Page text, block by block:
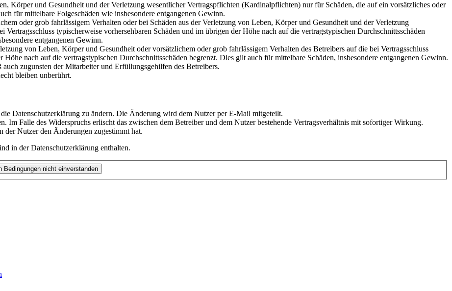
Körper und Gesundheit und der Verletzung wesentlicher Vertragspflichten (Kardinalpflichten) nur für Schäden, die auf ein vorsätzliches oder
für mittelbare Folgeschäden wie insbesondere entgangenen Gewinn.
oder grob fahrlässigem Verhalten oder bei Schäden aus der Verletzung von Leben, Körper und Gesundheit und der Verletzung
typischerweise vorhersehbaren Schäden und im übrigen der Höhe nach auf die vertragstypischen Durchschnittsschäden
entgangenen Gewinn.
von Leben, Körper und Gesundheit oder vorsätzlichem oder grob fahrlässigem Verhalten des Betreibers auf die bei Vertragsschluss
nach auf die vertragstypischen Durchschnittsschäden begrenzt. Dies gilt auch für mittelbare Schäden, insbesondere entgangenen Gewinn.
zugunsten der Mitarbeiter und Erfüllungsgehilfen des Betreibers.
bleiben unberührt.
Datenschutzerklärung zu ändern. Die Änderung wird dem Nutzer per E-Mail mitgeteilt.
Im Falle des Widerspruchs erlischt das zwischen dem Betreiber und dem Nutzer bestehende Vertragsverhältnis mit sofortiger Wirkung.
Nutzer den Änderungen zugestimmt hat.
in der Datenschutzerklärung enthalten.